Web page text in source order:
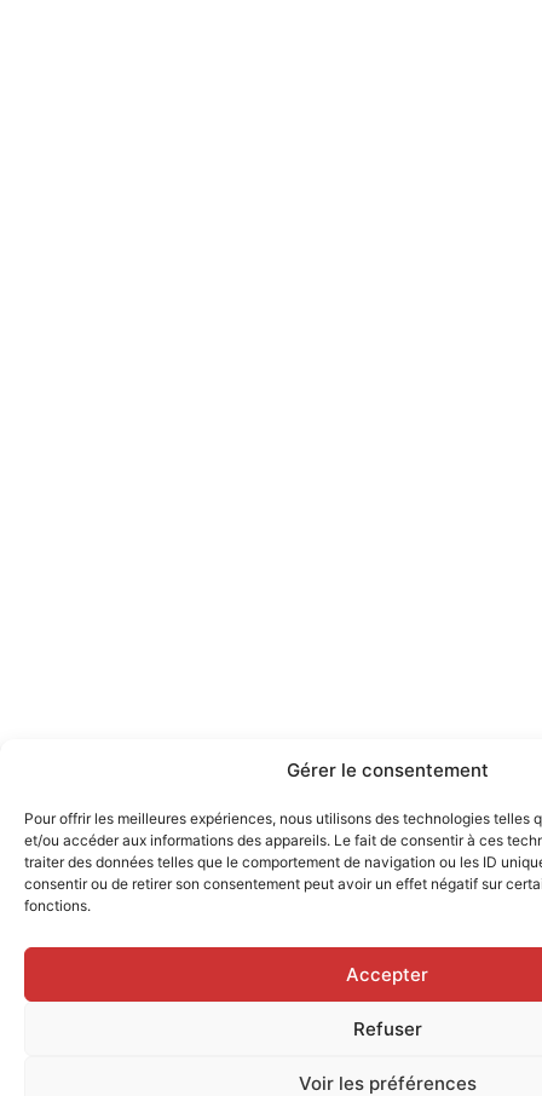
Gérer le consentement
Pour offrir les meilleures expériences, nous utilisons des technologies telles
et/ou accéder aux informations des appareils. Le fait de consentir à ces
traiter des données telles que le comportement de navigation ou les ID
consentir ou de retirer son consentement peut avoir un effet négatif sur
fonctions.
Accepter
Refuser
Voir les préférences